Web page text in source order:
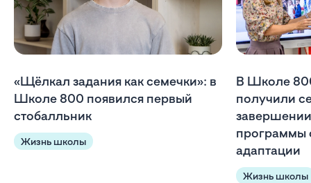
«Щёлкал задания как семечки»: в
Школе 800 появился первый
стобалльник
Жизнь школы
В Школе
получили
программы
адаптации
Жизнь школы